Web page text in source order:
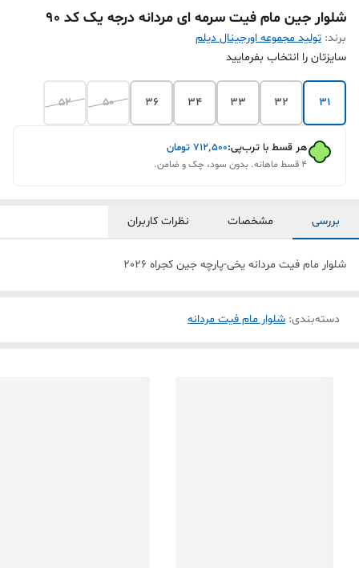
شلوار جین مام فیت سرمه ای مردانه‌ درجه یک کد ۹۰
برند: تولید مجموعه اورجینال دیلم
سایزتان را انتخاب بفرمایید
31
32
33
34
36
50
52
هر قسط با ترب‌پی:۷۱۲٬۵۰۰ تومان
۴ قسط ماهانه. بدون سود، چک و ضامن.
بررسی مشخصات نظرات کاربران
شلوار مام فیت مردانه یخی-پارچه جین کجراه 2026
دسته‌بندی: شلوار مام فیت مردانه